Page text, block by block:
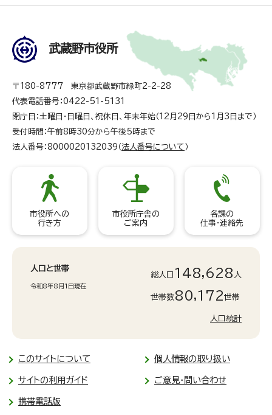
武蔵野市役所
〒180-8777 東京都武蔵野市緑町2-2-28
代表電話番号：0422-51-5131
閉庁日：土曜日・日曜日、祝休日、年末年始（12月29日から1月3日まで）
受付時間：午前8時30分から午後5時まで
法人番号：8000020132039（ 法人番号について ）
市役所への
行き方
市役所庁舎の
ご案内
各課の
仕事・連絡先
人口と世帯
令和8年8月1日現在
総人口 148,628 人
世帯数80,172世帯
人口統計
このサイトについて 個人情報の取り扱い
サイトの利用ガイド ご意見・問い合わせ
携帯電話版